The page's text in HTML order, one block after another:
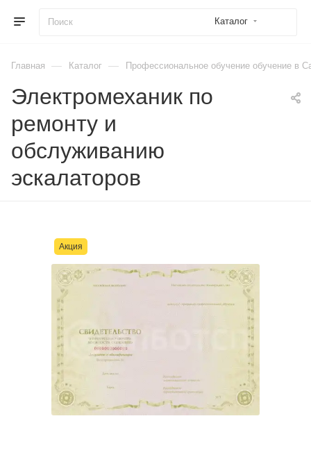
Каталог
Главная — Каталог — Профессиональное обучение обучение в
Электромеханик по
ремонту и
обслуживанию
эскалаторов
Акция